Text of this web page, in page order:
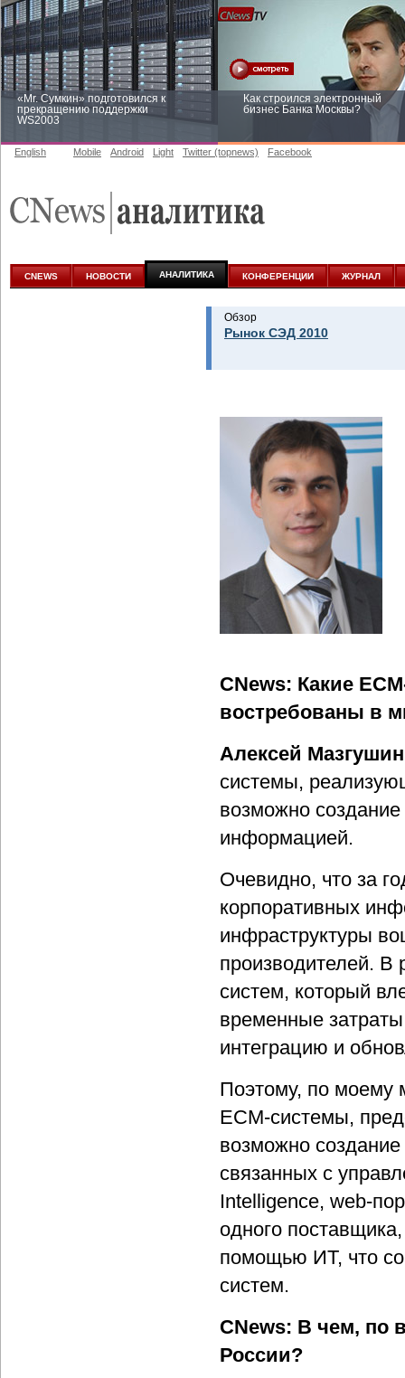
«Mr. Сумкин» подготовился к
прекращению поддержки
WS2003
Как строился электронный
бизнес Банка Москвы?
аналитике
English Mobile Android Light Twitter (topnews) Facebook
CNEWS НОВОСТИ АНАЛИТИКА КОНФЕРЕНЦИИ ЖУРНАЛ
Обзор
Рынок СЭД 2010
CNews: Какие
востребованы в
Алексей
системы,
возможно
информацией.
Очевидно, что за
корпоративных
инфраструктуры
производителей. В
систем, который
временные
интеграцию и
Поэтому, по моему
ECM-системы,
возможно
связанных с
Intelligence, web-
одного
помощью ИТ, что
систем.
CNews: В чем, по
России?